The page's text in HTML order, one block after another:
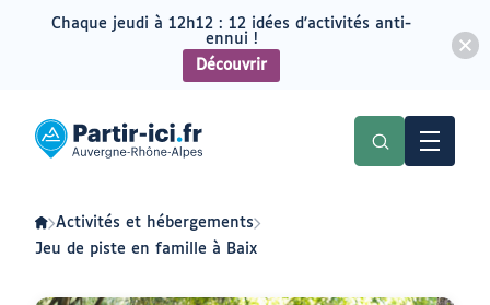
menu
contenu
Partir
ici
en
Auvergne-
Rhône-
Activités et hébergements
Jeu de piste en famille à Baix
Chaque jeudi à 12h12 : 12 idées d'activités anti-
ennui !
Découvrir